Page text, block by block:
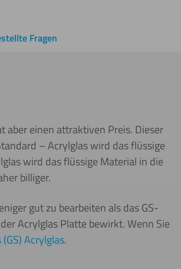
Fragen
aber einen attraktiven Preis. Dieser
– Acrylglas wird das flüssige
wird das flüssige Material in die
billiger.
gut zu bearbeiten als das GS-
Acrylglas Platte bewirkt. Wenn Sie
Acrylglas.